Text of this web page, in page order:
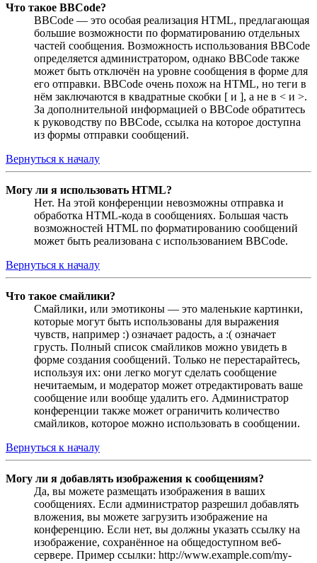
Что такое BBCode?
BBCode — это особая реализация HTML, предлагающая
большие возможности по форматированию отдельных
частей сообщения. Возможность использования BBCode
определяется администратором, однако BBCode также
может быть отключён на уровне сообщения в форме для
его отправки. BBCode очень похож на HTML, но теги в
нём заключаются в квадратные скобки [ и ], а не в < и >.
За дополнительной информацией о BBCode обратитесь
к руководству по BBCode, ссылка на которое доступна
из формы отправки сообщений.
Вернуться к началу
Могу ли я использовать HTML?
Нет. На этой конференции невозможны отправка и
обработка HTML-кода в сообщениях. Большая часть
возможностей HTML по форматированию сообщений
может быть реализована с использованием BBCode.
Вернуться к началу
Что такое смайлики?
Смайлики, или эмотиконы — это маленькие картинки,
которые могут быть использованы для выражения
чувств, например :) означает радость, а :( означает
грусть. Полный список смайликов можно увидеть в
форме создания сообщений. Только не перестарайтесь,
используя их: они легко могут сделать сообщение
нечитаемым, и модератор может отредактировать ваше
сообщение или вообще удалить его. Администратор
конференции также может ограничить количество
смайликов, которое можно использовать в сообщении.
Вернуться к началу
Могу ли я добавлять изображения к сообщениям?
Да, вы можете размещать изображения в ваших
сообщениях. Если администратор разрешил добавлять
вложения, вы можете загрузить изображение на
конференцию. Если нет, вы должны указать ссылку на
изображение, сохранённое на общедоступном веб-
сервере. Пример ссылки: http://www.example.com/my-